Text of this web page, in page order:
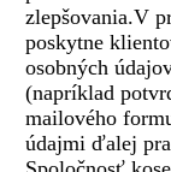
zlepšovania.V
poskytne
osobných
(napríklad
mailového
údajmi ďalej